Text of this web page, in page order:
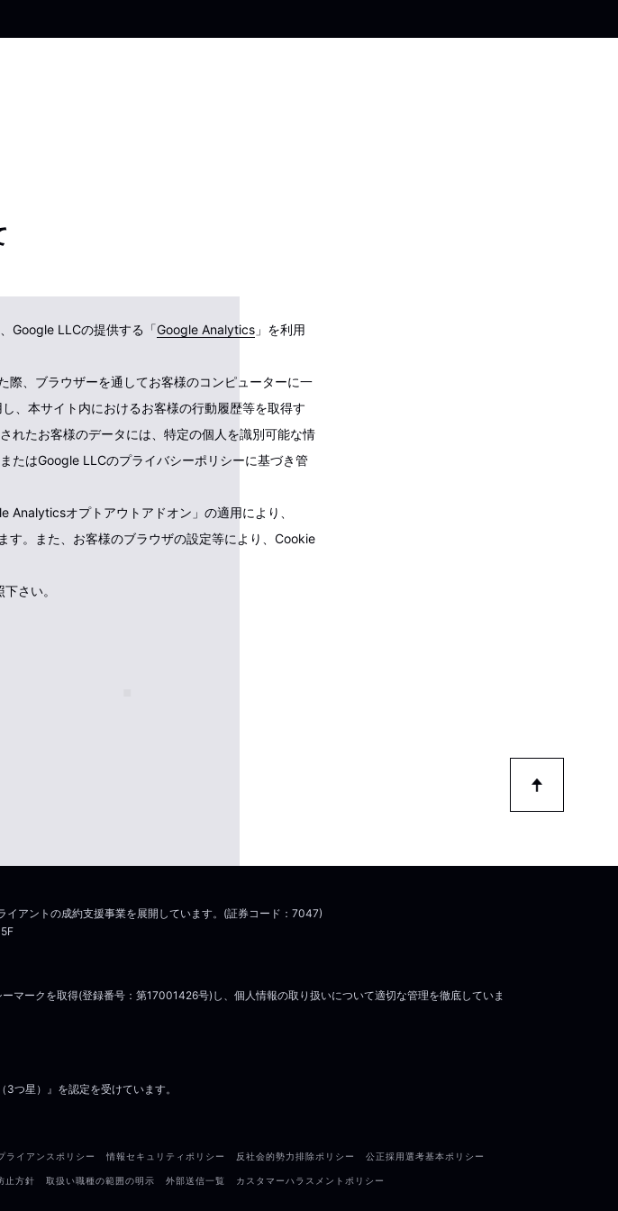
Google LLCの提供する「Google Analytics 」を利用
、ブラウザーを通してお客様のコンピューターに一
、本サイト内におけるお客様の行動履歴等を取得す
れたお客様のデータには、特定の個人を識別可能な情
たはGoogle LLCのプライバシーポリシーに基づき管
Analyticsオプトアウトアドオン」の適用により、
。また、お客様のブラウザの設定等により、Cookie
さい。
マークを取得(登録番号：第17001426号)し、個人情報の取り扱いについて適切な管理を徹底していま
アントの成約支援事業を展開しています。(証券コード：7047)
つ星）』を認定を受けています。
ライアンスポリシー 情報セキュリティポリシー 反社会的勢力排除ポリシー 公正採用選考基本ポリシー
止方針 取扱い職種の範囲の明示 外部送信一覧 カスタマーハラスメントポリシー